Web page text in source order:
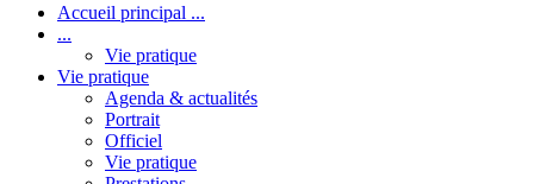
Accueil principal ...
...
Vie pratique
Vie pratique
Agenda & actualités
Portrait
Officiel
Vie pratique